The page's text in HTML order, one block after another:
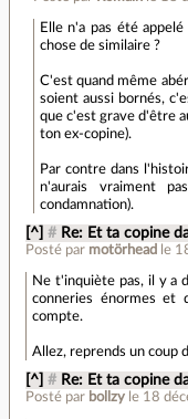
Elle n'a pas été
chose de similaire ?
C'est quand même
soient aussi bornés,
que c'est grave d'être
ton ex-copine).
Par contre dans
n'aurais vraiment
condamnation).
[^] # Re: Et ta copine
Posté par motörhead le
Ne t'inquiète pas, il y a
conneries énormes et
compte.
Allez, reprends un coup
[^] # Re: Et ta copine
Posté par bollzy le 18